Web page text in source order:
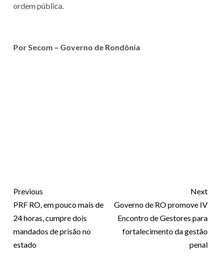
ordem pública.
Por Secom – Governo de Rondônia
Previous
PRF RO, em pouco mais de
24 horas, cumpre dois
mandados de prisão no
estado
Next
Governo de RO promove IV
Encontro de Gestores para
fortalecimento da gestão
penal